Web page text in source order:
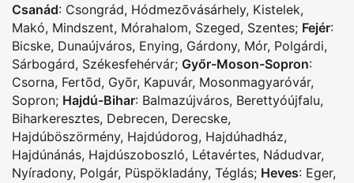
Csanád: Csongrád, Hódmezõvásárhely, Kistelek,
Makó, Mindszent, Mórahalom, Szeged, Szentes; Fejér:
Bicske, Dunaújváros, Enying, Gárdony, Mór, Polgárdi,
Sárbogárd, Székesfehérvár; Győr-Moson-Sopron:
Csorna, Fertõd, Gyõr, Kapuvár, Mosonmagyaróvár,
Sopron; Hajdú-Bihar: Balmazújváros, Berettyóújfalu,
Biharkeresztes, Debrecen, Derecske,
Hajdúböszörmény, Hajdúdorog, Hajdúhadház,
Hajdúnánás, Hajdúszoboszló, Létavértes, Nádudvar,
Nyíradony, Polgár, Püspökladány, Téglás; Heves: Eger,